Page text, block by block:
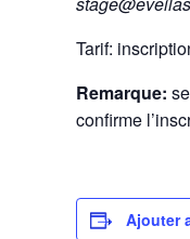
Tarif:
Remarque:
confirme
Ajouter